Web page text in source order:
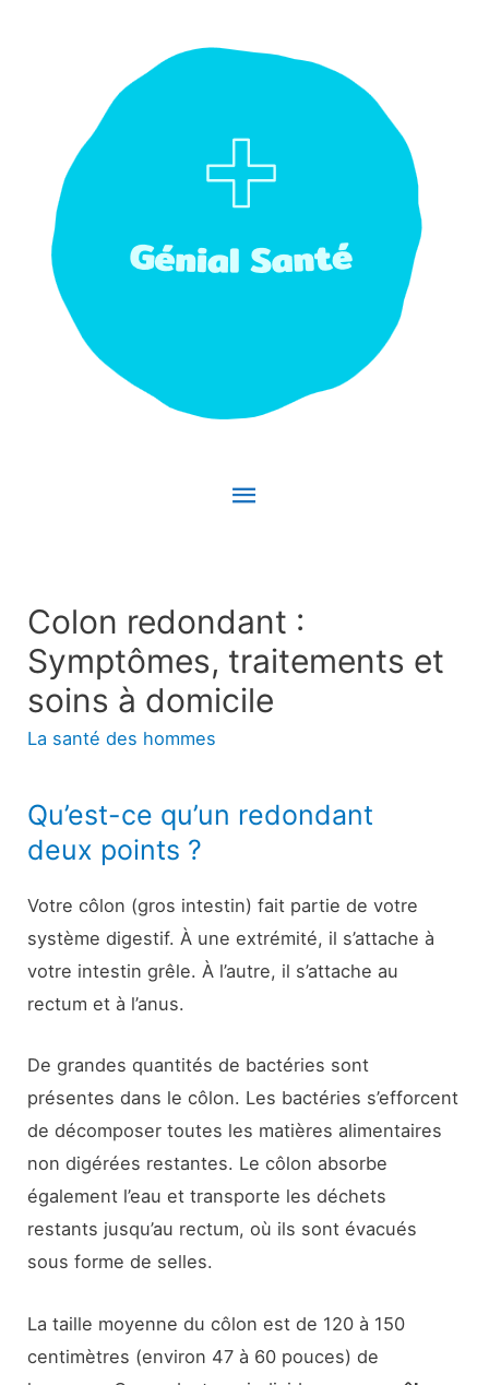
Menu
Colon redondant :
Symptômes, traitements et
soins à domicile
La santé des hommes
Qu’est-ce qu’un redondant
deux points ?
Votre côlon (gros intestin) fait partie de votre
système digestif. À une extrémité, il s’attache à
votre intestin grêle. À l’autre, il s’attache au
rectum et à l’anus.
De grandes quantités de bactéries sont
présentes dans le côlon. Les bactéries s’efforcent
de décomposer toutes les matières alimentaires
non digérées restantes. Le côlon absorbe
également l’eau et transporte les déchets
restants jusqu’au rectum, où ils sont évacués
sous forme de selles.
La taille moyenne du côlon est de 120 à 150
centimètres (environ 47 à 60 pouces) de